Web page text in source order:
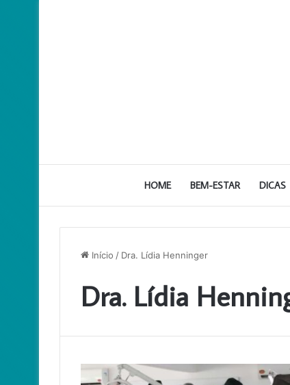
HOME BEM-ESTAR DICAS
Início / Dra. Lídia Henninger
Dra. Lídia